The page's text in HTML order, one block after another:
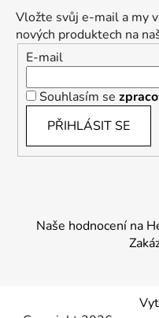
Vložte svůj e-mail a my
nových produktech na
E-mail
Souhlasím se
PŘIHLÁSIT SE
Naše hodnocení na